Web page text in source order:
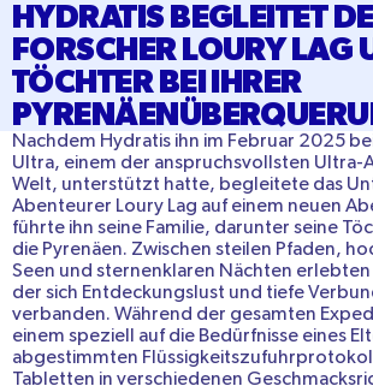
HYDRATIS BEGLEITET
FORSCHER LOURY LAG
TÖCHTER BEI IHRER
Nachdem Hydratis ihn im Februar 2025
Ultra, einem der anspruchsvollsten Ultra-
Welt, unterstützt hatte, begleitete das
Abenteurer Loury Lag auf einem neuen
führte ihn seine Familie, darunter seine
die Pyrenäen. Zwischen steilen Pfaden,
Seen und sternenklaren Nächten erlebten
der sich Entdeckungslust und tiefe
verbanden. Während der gesamten
einem speziell auf die Bedürfnisse eines
abgestimmten
Tabletten in verschiedenen